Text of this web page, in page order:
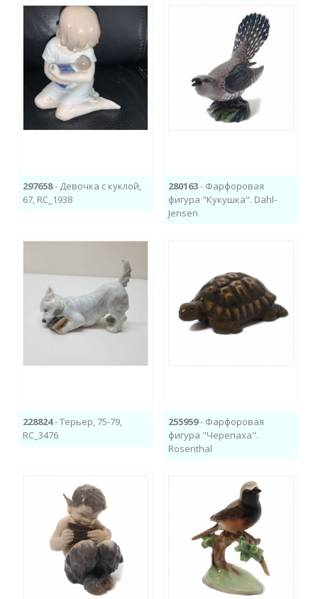
297658- Девочка с куклой,
67, RC_1938
280163- Фарфоровая
фигура "Кукушка". Dahl-
Jensen
228824- Терьер, 75-79,
RC_3476
255959- Фарфоровая
фигура "Черепаха".
Rosenthal